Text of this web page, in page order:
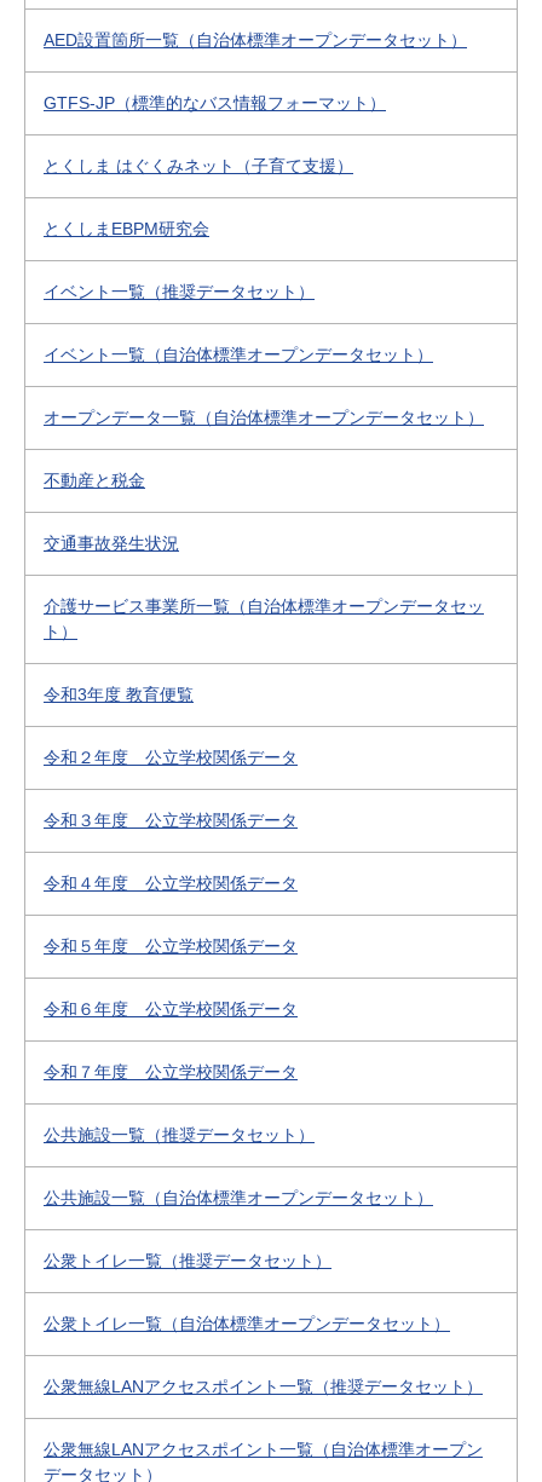
AED設置箇所一覧（自治体標準オープンデータセット）
GTFS-JP（標準的なバス情報フォーマット）
とくしま はぐくみネット（子育て支援）
とくしまEBPM研究会
イベント一覧（推奨データセット）
イベント一覧（自治体標準オープンデータセット）
オープンデータ一覧（自治体標準オープンデータセット）
不動産と税金
交通事故発生状況
介護サービス事業所一覧（自治体標準オープンデータセッ
ト）
令和3年度 教育便覧
令和２年度 公立学校関係データ
令和３年度 公立学校関係データ
令和４年度 公立学校関係データ
令和５年度 公立学校関係データ
令和６年度 公立学校関係データ
令和７年度 公立学校関係データ
公共施設一覧（推奨データセット）
公共施設一覧（自治体標準オープンデータセット）
公衆トイレ一覧（推奨データセット）
公衆トイレ一覧（自治体標準オープンデータセット）
公衆無線LANアクセスポイント一覧（推奨データセット）
公衆無線LANアクセスポイント一覧（自治体標準オープン
データセット）